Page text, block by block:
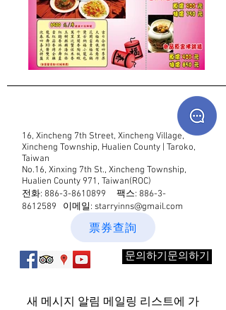
16, Xincheng 7th Street, Xincheng Village,
Xincheng Township, Hualien County | Taroko,
Taiwan
No.16, Xinxing 7th St., Xincheng Township,
Hualien County 971, Taiwan(ROC)
전화: 886-3-8610899 팩스: 886-3-
8612589 이메일: starryinns@gmail.com
票券查詢
문의하기문의하기
새 메시지 알림 메일링 리스트에 가